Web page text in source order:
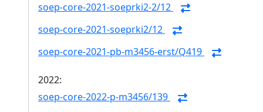
soep-core-2021-soeprki2-2/12
soep-core-2021-soeprki2/12
soep-core-2021-pb-m3456-erst/Q419
2022:
soep-core-2022-p-m3456/139